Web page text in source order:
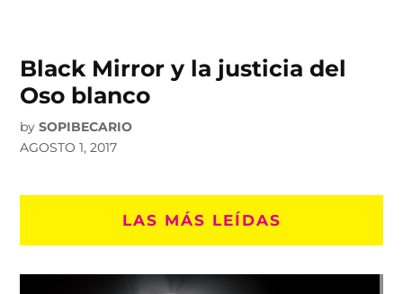
Black Mirror y la justicia del
Oso blanco
by SOPIBECARIO
AGOSTO 1, 2017
LAS MÁS LEÍDAS